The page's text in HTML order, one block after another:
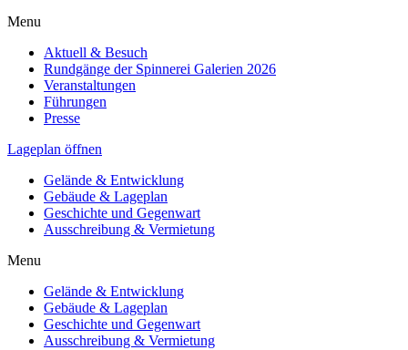
Menu
Aktuell & Besuch
Rundgänge der Spinnerei Galerien 2026
Veranstaltungen
Führungen
Presse
Lageplan öffnen
Gelände & Entwicklung
Gebäude & Lageplan
Geschichte und Gegenwart
Ausschreibung & Vermietung
Menu
Gelände & Entwicklung
Gebäude & Lageplan
Geschichte und Gegenwart
Ausschreibung & Vermietung